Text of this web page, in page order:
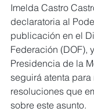
Imelda Castro
declaratoria al
publicación en el
Federación (DOF),
Presidencia de la
seguirá atenta
resoluciones que
sobre este asunto.